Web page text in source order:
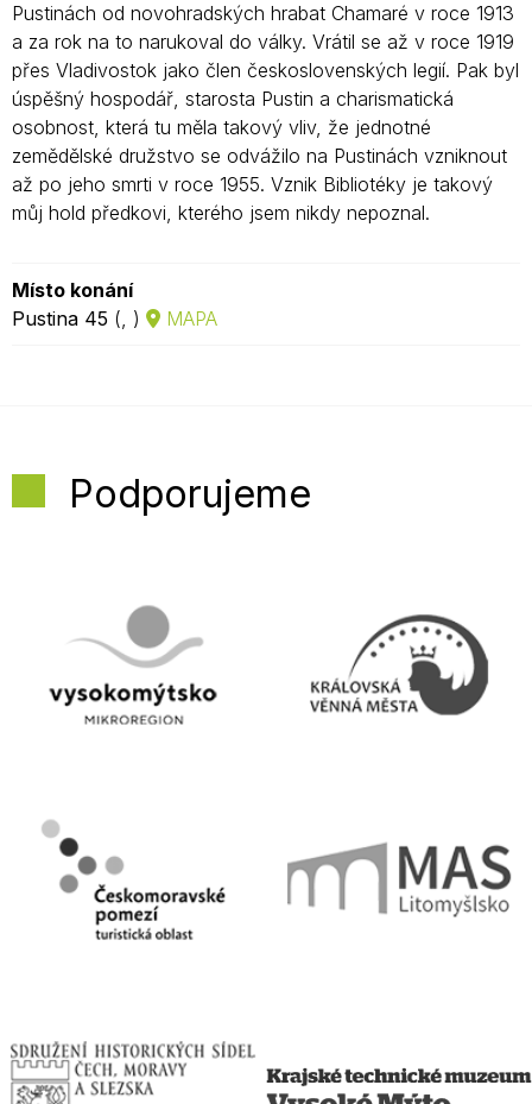
Pustinách od novohradských hrabat Chamaré v roce 1913
a za rok na to narukoval do války. Vrátil se až v roce 1919
přes Vladivostok jako člen československých legií. Pak byl
úspěšný hospodář, starosta Pustin a charismatická
osobnost, která tu měla takový vliv, že jednotné
zemědělské družstvo se odvážilo na Pustinách vzniknout
až po jeho smrti v roce 1955. Vznik Bibliotéky je takový
můj hold předkovi, kterého jsem nikdy nepoznal.
Místo konání
Pustina 45 (, ) MAPA
Podporujeme